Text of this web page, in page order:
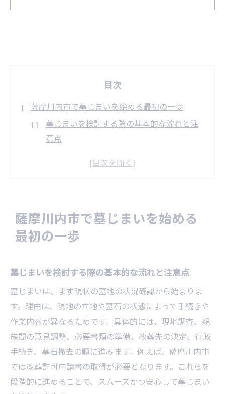
目次
薩摩川内市で墓じまいを始める最初の一歩
墓じまいを検討する際の基本的な流れと注
意点
薩摩川内市で墓じまいを安心して始めるポ
イント
めに
納骨堂や永代供養墓を墓じまい後に選ぶ視
費用や補助金も安心の墓じまい手順解説
墓じまいの費用相場と補助金活用のポイン
ト
薩摩川内市補助金の申請方法と注意点まと
め
薩摩川内市で墓じまいを始める
最初の一歩
墓じまいを検討する際の基本的な流れと注意点
墓じまいは、まず現状の墓地の状況確認から始まりま
す。理由は、現地の立地や墓石の状態によって手続きや
作業内容が異なるためです。具体的には、現地調査、親
族間の意見調整、必要書類の準備、改葬先の決定、行政
手続き、墓石撤去の順に進みます。例えば、薩摩川内市
では改葬許可申請書の取得が必要となります。これらを
段階的に進めることで、スムーズかつ安心して墓じまい